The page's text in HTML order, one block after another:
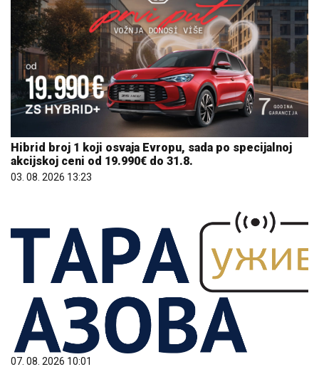
Hibrid broj 1 koji osvaja Evropu, sada po specijalnoj
akcijskoj ceni od 19.990€ do 31.8.
03. 08. 2026 13:23
07. 08. 2026 10:01